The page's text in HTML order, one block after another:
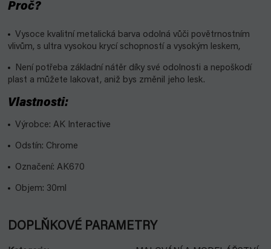
Proč?
Vysoce kvalitní metalická barva odolná vůči povětrnostním
vlivům, s ultra vysokou krycí schopností a vysokým leskem,
Není potřeba základní nátěr díky své odolnosti a nepoškodí
plast a můžete lakovat, aniž bys změnil jeho lesk.
Vlastnosti:
Výrobce: AK Interactive
Odstín: Chrome
Označení: AK670
Objem: 30ml
DOPLŇKOVÉ PARAMETRY